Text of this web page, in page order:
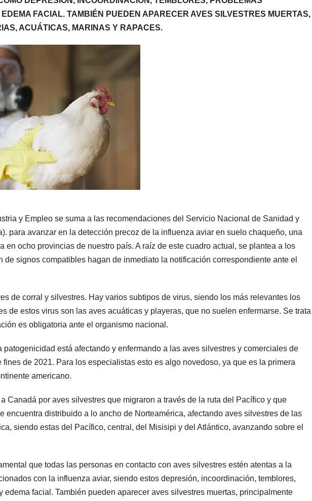
FACIAL. TAMBIÉN PUEDEN APARECER AVES SILVESTRES MUERTAS,
ACUÁTICAS, MARINAS Y RAPACES.
y Empleo se suma a las recomendaciones del Servicio Nacional de Sanidad y
para avanzar en la detección precoz de la influenza aviar en suelo chaqueño, una
en ocho provincias de nuestro país. A raíz de este cuadro actual, se plantea a los
de signos compatibles hagan de inmediato la notificación correspondiente ante el
de corral y silvestres. Hay varios subtipos de virus, siendo los más relevantes los
de estos virus son las aves acuáticas y playeras, que no suelen enfermarse. Se trata
es obligatoria ante el organismo nacional.
patogenicidad está afectando y enfermando a las aves silvestres y comerciales de
de 2021. Para los especialistas esto es algo novedoso, ya que es la primera
americano.
Canadá por aves silvestres que migraron a través de la ruta del Pacífico y que
encuentra distribuido a lo ancho de Norteamérica, afectando aves silvestres de las
siendo estas del Pacífico, central, del Misisipi y del Atlántico, avanzando sobre el
que todas las personas en contacto con aves silvestres estén atentas a la
con la influenza aviar, siendo estos depresión, incoordinación, temblores,
edema facial. También pueden aparecer aves silvestres muertas, principalmente